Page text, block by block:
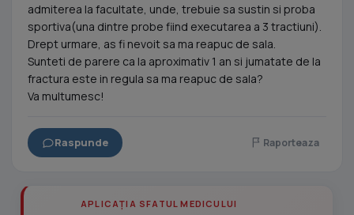
admiterea la facultate, unde, trebuie sa sustin si proba
sportiva(una dintre probe fiind executarea a 3 tractiuni).
Drept urmare, as fi nevoit sa ma reapuc de sala.
Sunteti de parere ca la aproximativ 1 an si jumatate de la
fractura este in regula sa ma reapuc de sala?
Va multumesc!
Raspunde Raporteaza
APLICAȚIA SFATUL MEDICULUI